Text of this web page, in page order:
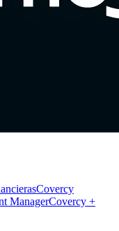
Covercy
ManagerCovercy +